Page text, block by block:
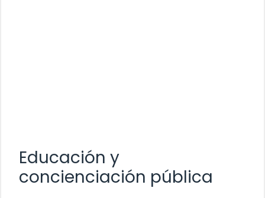
Educación y
concienciación pública